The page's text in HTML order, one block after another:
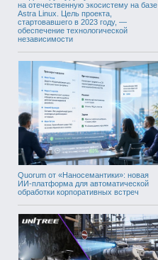
на отечественную экосистему на базе
Astra Linux. Цель проекта,
стартовавшего в 2023 году, —
обеспечение технологической
независимости
Quorum от «Наносемантики»: новая
ИИ-платформа для автоматической
обработки корпоративных встреч